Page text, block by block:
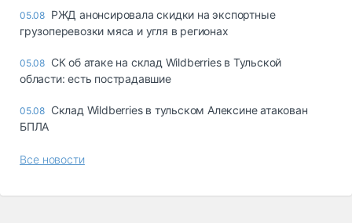
05.08 РЖД анонсировала скидки на экспортные
грузоперевозки мяса и угля в регионах
05.08 СК об атаке на склад Wildberries в Тульской
области: есть пострадавшие
05.08 Склад Wildberries в тульском Алексине атакован
БПЛА
Все новости